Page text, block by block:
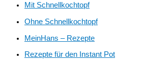
Mit Schnellkochtopf
Ohne Schnellkochtopf
MeinHans – Rezepte
Rezepte für den Instant Pot